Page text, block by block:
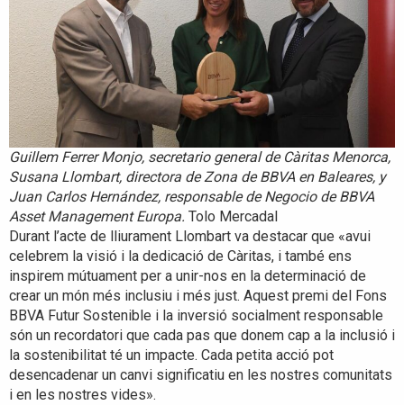
Guillem Ferrer Monjo, secretario general de Càritas Menorca,
Susana Llombart, directora de Zona de BBVA en Baleares, y
Juan Carlos Hernández, responsable de Negocio de BBVA
Asset Management Europa. Tolo Mercadal
Durant l’acte de lliurament Llombart va destacar que «avui
celebrem la visió i la dedicació de Càritas, i també ens
inspirem mútuament per a unir-nos en la determinació de
crear un món més inclusiu i més just. Aquest premi del Fons
BBVA Futur Sostenible i la inversió socialment responsable
són un recordatori que cada pas que donem cap a la inclusió i
la sostenibilitat té un impacte. Cada petita acció pot
desencadenar un canvi significatiu en les nostres comunitats
i en les nostres vides».